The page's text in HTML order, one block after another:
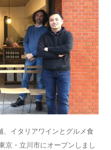
イタリアワインとグルメ食
京・立川市にオープンしまし